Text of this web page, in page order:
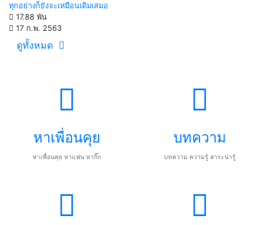
ทุกอย่างก็ยังจะเหมือนเดิมเสมอ
17.88 พัน
17 ก.พ. 2563
ดูทั้งหมด
หาเพื่อนคุย
หาเพื่อนคุย หาแฟน หากิ๊ก
บทความ
บทความ ความรู้ สาระน่ารู้